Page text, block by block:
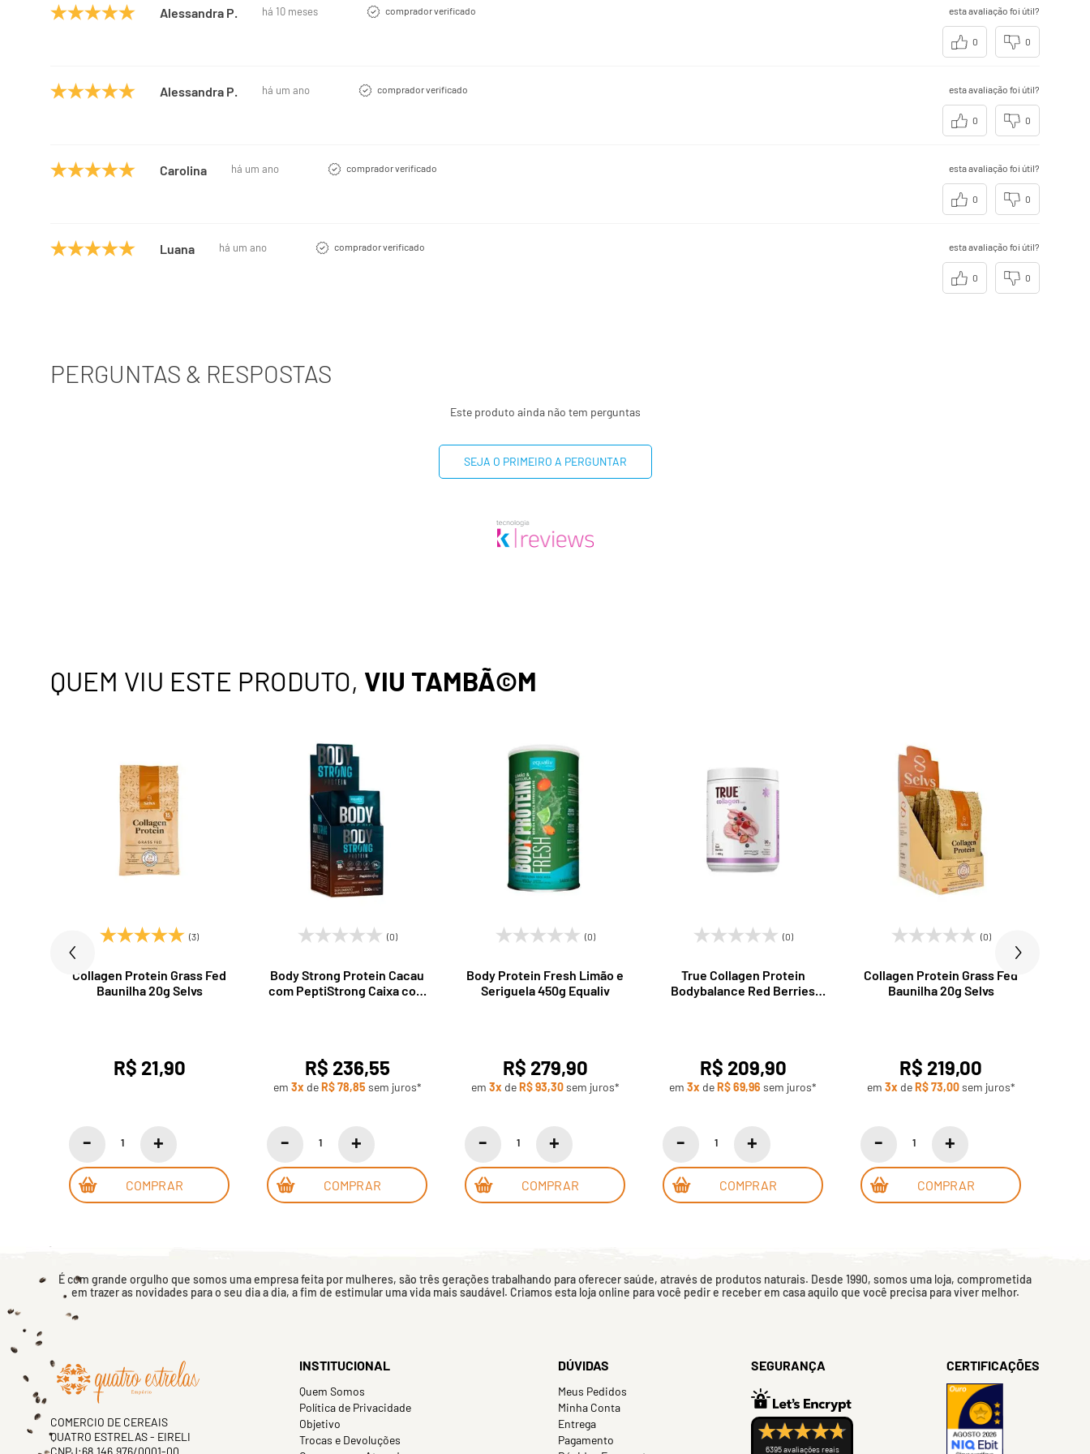
Alessandra P. há 10 meses comprador verificado esta avaliação foi útil?
0 0
Alessandra P. há um ano comprador verificado esta avaliação foi útil?
0 0
Carolina há um ano comprador verificado esta avaliação foi útil?
0 0
Luana há um ano comprador verificado esta avaliação foi útil?
0 0
PERGUNTAS & RESPOSTAS
Este produto ainda não tem perguntas
SEJA O PRIMEIRO A PERGUNTAR
QUEM VIU ESTE PRODUTO, VIU TAMBÃ©M
(3)
Collagen Protein Grass Fed
Baunilha 20g Selvs
R$ 21,90
COMPRAR
(0)
Body Strong Protein Cacau
com PeptiStrong Caixa com
R$ 236,55
em 3x deR$ 78,85 sem juros*
COMPRAR
(0)
Body Protein Fresh Limão e
Seriguela 450g Equaliv
R$ 279,90
em 3x deR$ 93,30sem juros*
COMPRAR
(0)
True Collagen Protein
Bodybalance Red Berries
R$ 209,90
em 3x deR$ 69,96 sem juros*
COMPRAR
(0)
Collagen Protein Grass Fed
Baunilha 20g Selvs
R$ 219,00
em 3x deR$ 73,00sem juros*
COMPRAR
É com grande orgulho que somos uma empresa feita por mulheres, são três gerações trabalhando para oferecer saúde, através de produtos naturais. Desde 1990, somos uma loja, comprometida
em trazer as novidades para o seu dia a dia, a fim de estimular uma vida mais saudável. Criamos esta loja online para você pedir e receber em casa aquilo que você precisa para viver melhor.
COMERCIO DE CEREAIS
QUATRO ESTRELAS - EIRELI
CNPJ:68.146.976/0001-00
INSTITUCIONAL
Quem Somos
Política de Privacidade
Objetivo
Trocas e Devoluções
DÚVIDAS
Meus Pedidos
Minha Conta
Entrega
Pagamento
SEGURANÇA
6395 avaliações reais
CERTIFICAÇÕES